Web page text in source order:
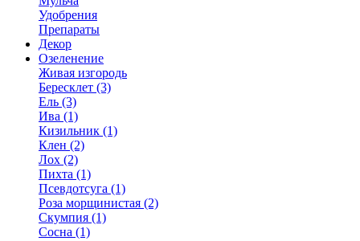
Удобрения
Препараты
Декор
Озеленение
Живая изгородь
Бересклет (3)
Ель (3)
Ива (1)
Кизильник (1)
Клен (2)
Лох (2)
Пихта (1)
Псевдотсуга (1)
Роза морщинистая (2)
Скумпия (1)
Сосна (1)